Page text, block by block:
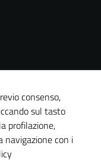
consenso,
sul tasto
profilazione,
navigazione con i